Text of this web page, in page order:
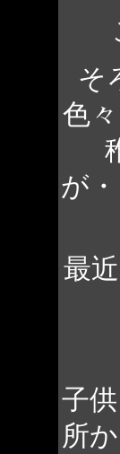
そ
色
が
最
子
所